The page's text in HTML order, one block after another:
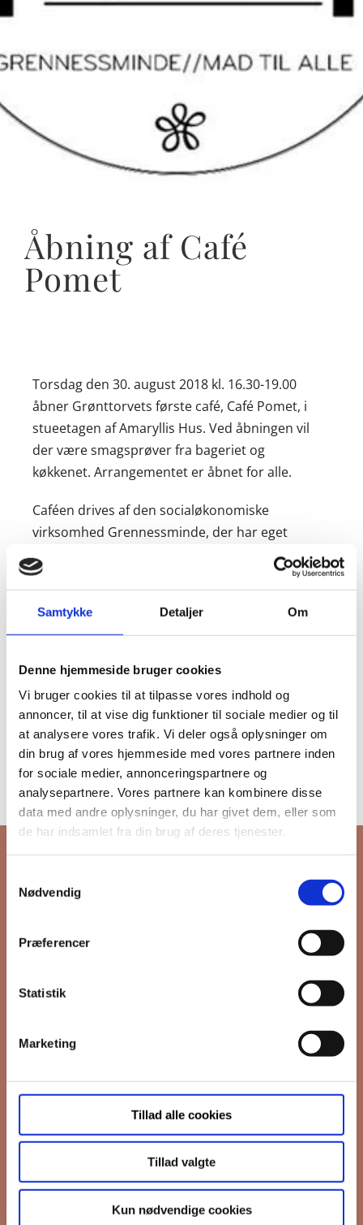
Samtykke Detaljer Om
Denne hjemmeside bruger cookies
Vi bruger cookies til at tilpasse vores indhold og
annoncer, til at vise dig funktioner til sociale medier og til
at analysere vores trafik. Vi deler også oplysninger om
din brug af vores hjemmeside med vores partnere inden
for sociale medier, annonceringspartnere og
analysepartnere. Vores partnere kan kombinere disse
data med andre oplysninger, du har givet dem, eller som
de har indsamlet fra din brug af deres tjenester.
Nødvendig
Præferencer
Statistik
Marketing
Tillad alle cookies
Tillad valgte
Kun nødvendige cookies
Åbning af Café
Pomet
Torsdag den 30. august 2018 kl. 16.30-19.00
åbner Grønttorvets første café, Café Pomet, i
stueetagen af Amaryllis Hus. Ved åbningen vil
der være smagsprøver fra bageriet og
køkkenet. Arrangementet er åbnet for alle.
Caféen drives af den socialøkonomiske
virksomhed Grennessminde, der har eget
økologisk gartneri, bageri og cateringkøkken.
Caféen vil også sælge planter fra
Find Café Pomet på Paradisæblevej 82 /
28/08/2018 | Liv på Grønttorvet
på Grønttorvet. I vores nyhedsbrev
sender vi blandt andet invitation til
VIP Åbent Hus, når vi sætter nye
boliger til salg og udlejning, så du
kan komme først i køen.